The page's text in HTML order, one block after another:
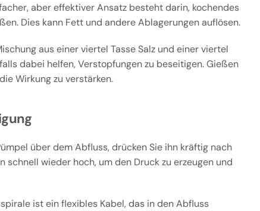
aber effektiver Ansatz besteht darin, kochendes
Dies kann Fett und andere Ablagerungen auflösen.
aus einer viertel Tasse Salz und einer viertel
dabei helfen, Verstopfungen zu beseitigen. Gießen
Wirkung zu verstärken.
über dem Abfluss, drücken Sie ihn kräftig nach
schnell wieder hoch, um den Druck zu erzeugen und
ist ein flexibles Kabel, das in den Abfluss